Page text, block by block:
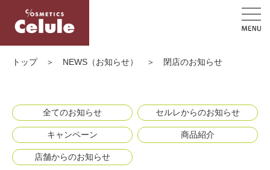
トップ＞ NEWS（お知らせ） ＞ 閉店のお知らせ
全てのお知らせ セルレからのお知らせ
キャンペーン 商品紹介
店舗からのお知らせ